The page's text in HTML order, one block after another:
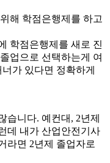
해 학점은행제를 하고
학점은행제를 새로 진
업으로 선택하는게 여
가 있다면 정확하게
습니다. 예컨대, 2년제
데 내가 산업안전기사
라면 2년제 졸업자로